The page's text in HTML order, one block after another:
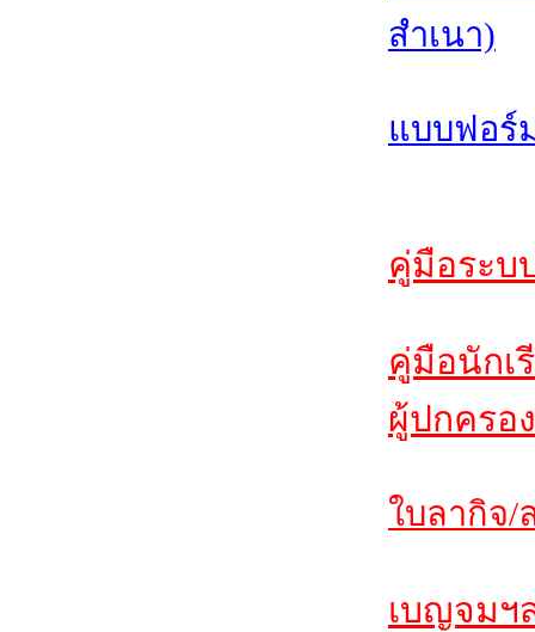
สำเนา)
แบบฟอร์
คู่มือระบ
คู่มือนักเ
ผู้ปกครอ
ใบลากิจ/
เบญจมฯ